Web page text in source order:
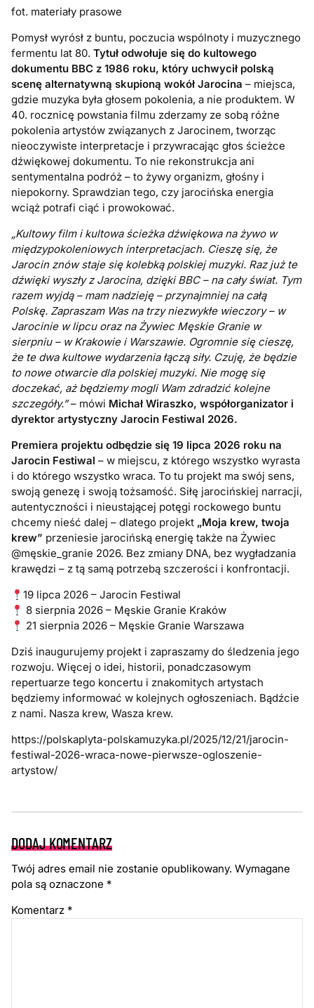
fot. materiały prasowe
Pomysł wyrósł z buntu, poczucia wspólnoty i muzycznego
fermentu lat 80.Tytuł odwołuje się do kultowego
dokumentu BBC z 1986 roku, który uchwycił polską
scenę alternatywną skupioną wokół Jarocina – miejsca,
gdzie muzyka była głosem pokolenia, a nie produktem. W
40. rocznicę powstania filmu zderzamy ze sobą różne
pokolenia artystów związanych z Jarocinem, tworząc
nieoczywiste interpretacje i przywracając głos ścieżce
dźwiękowej dokumentu. To nie rekonstrukcja ani
sentymentalna podróż – to żywy organizm, głośny i
niepokorny. Sprawdzian tego, czy jarocińska energia
wciąż potrafi ciąć i prowokować.
„Kultowy film i kultowa ścieżka dźwiękowa na żywo w
międzypokoleniowych interpretacjach. Cieszę się, że
Jarocin znów staje się kolebką polskiej muzyki. Raz już te
dźwięki wyszły z Jarocina, dzięki BBC – na cały świat. Tym
razem wyjdą – mam nadzieję – przynajmniej na całą
Polskę. Zapraszam Was na trzy niezwykłe wieczory – w
Jarocinie w lipcu oraz na Żywiec Męskie Granie w
sierpniu – w Krakowie i Warszawie. Ogromnie się cieszę,
że te dwa kultowe wydarzenia łączą siły. Czuję, że będzie
to nowe otwarcie dla polskiej muzyki. Nie mogę się
doczekać, aż będziemy mogli Wam zdradzić kolejne
szczegóły.”– mówi Michał Wiraszko, współorganizator i
dyrektor artystyczny Jarocin Festiwal 2026.
Premiera projektu odbędzie się 19 lipca 2026 roku na
Jarocin Festiwal – w miejscu, z którego wszystko wyrasta
i do którego wszystko wraca. To tu projekt ma swój sens,
swoją genezę i swoją tożsamość. Siłę jarocińskiej narracji,
autentyczności i nieustającej potęgi rockowego buntu
chcemy nieść dalej – dlatego projekt „Moja krew, twoja
krew” przeniesie jarocińską energię także na Żywiec
@męskie_granie 2026. Bez zmiany DNA, bez wygładzania
krawędzi – z tą samą potrzebą szczerości i konfrontacji.
19 lipca 2026 – Jarocin Festiwal
8 sierpnia 2026 – Męskie Granie Kraków
21 sierpnia 2026 – Męskie Granie Warszawa
Dziś inaugurujemy projekt i zapraszamy do śledzenia jego
rozwoju. Więcej o idei, historii, ponadczasowym
repertuarze tego koncertu i znakomitych artystach
będziemy informować w kolejnych ogłoszeniach. Bądźcie
z nami. Nasza krew, Wasza krew.
https://polskaplyta-polskamuzyka.pl/2025/12/21/jarocin-
festiwal-2026-wraca-nowe-pierwsze-ogloszenie-
artystow/
DODAJ KOMENTARZ
Twój adres email nie zostanie opublikowany. Wymagane
pola są oznaczone *
Komentarz *